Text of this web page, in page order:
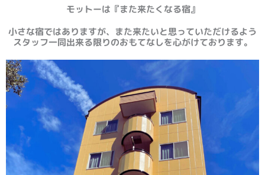
モットーは『また来たくなる宿』
小さな宿ではありますが、また来たいと思っていただけるよう
スタッフ一同出来る限りのおもてなしを心がけております。